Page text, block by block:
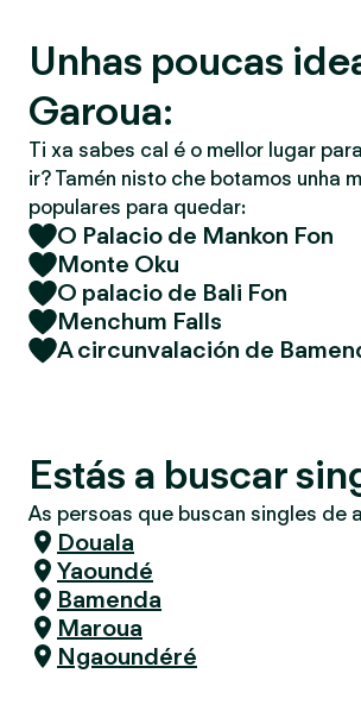
Unhas poucas
Garoua:
Ti xa sabes cal é o mellor lugar
ir? Tamén nisto che botamos unha
populares para quedar:
O Palacio de Mankon Fon
Monte Oku
O palacio de Bali Fon
Menchum Falls
A circunvalación de
Estás a buscar
As persoas que buscan singles de
Douala
Yaoundé
Bamenda
Maroua
Ngaoundéré